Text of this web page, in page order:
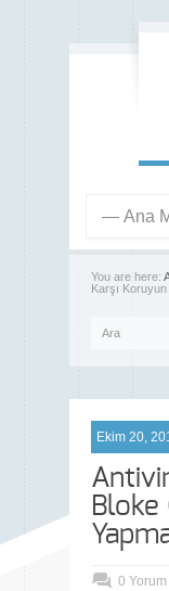
You are here:
Karşı
Ekim 20,
Bloke
0 Yorum